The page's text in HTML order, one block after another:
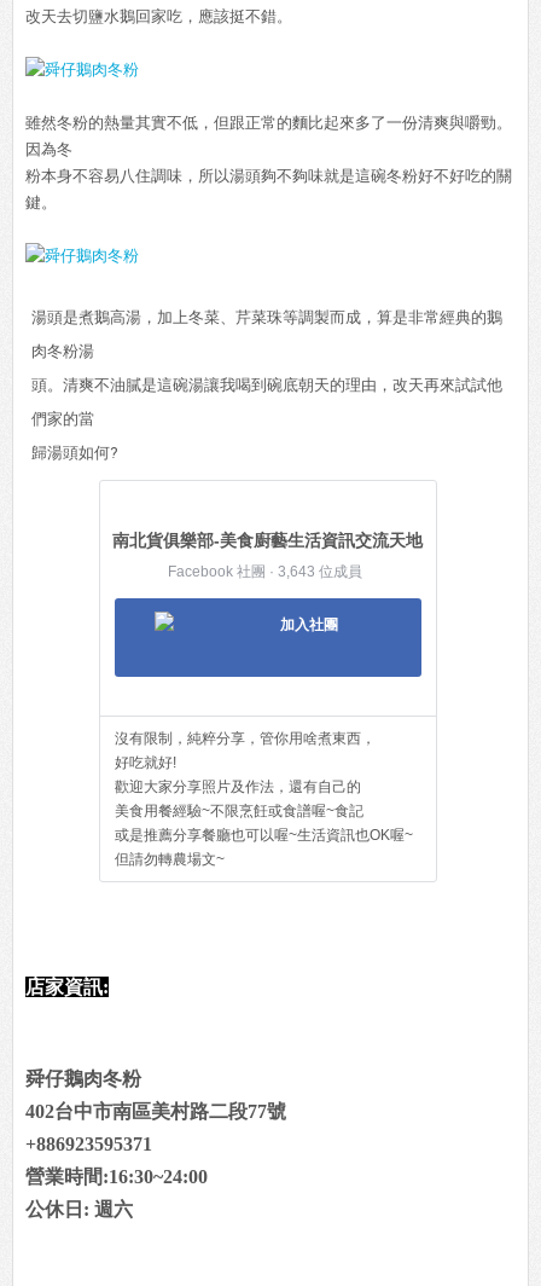
改天去切鹽水鵝回家吃，應該挺不錯。
雖然冬粉的熱量其實不低，但跟正常的麵比起來多了一份清爽與嚼勁。
因為冬
粉本身不容易八住調味，所以湯頭夠不夠味就是這碗冬粉好不好吃的關
鍵。
湯頭是煮鵝高湯，加上冬菜、芹菜珠等調製而成，算是非常經典的鵝
肉冬粉湯
頭。清爽不油膩是這碗湯讓我喝到碗底朝天的理由，改天再來試試他
們家的當
歸湯頭如何?
南北貨俱樂部-美食廚藝生活資訊交流天地
Facebook 社團 · 3,643 位成員
加入社團
沒有限制，純粹分享，管你用啥煮東西，
好吃就好!
歡迎大家分享照片及作法，還有自己的
美食用餐經驗~不限烹飪或食譜喔~食記
或是推薦分享餐廳也可以喔~生活資訊也OK喔~
但請勿轉農場文~
店家資訊:
舜仔鵝肉冬粉
402台中市南區美村路二段77號
+886923595371
營業時間:16:30~24:00
公休日: 週六